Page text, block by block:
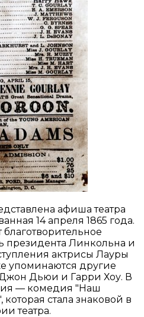
афиша театра
14 апреля 1865 года.
президента Линкольна и
актрисы Лауры
упоминаются другие
Джон Дьюи и Гарри Хоу. В
— комедия "Наш
стала знаковой в
театра.